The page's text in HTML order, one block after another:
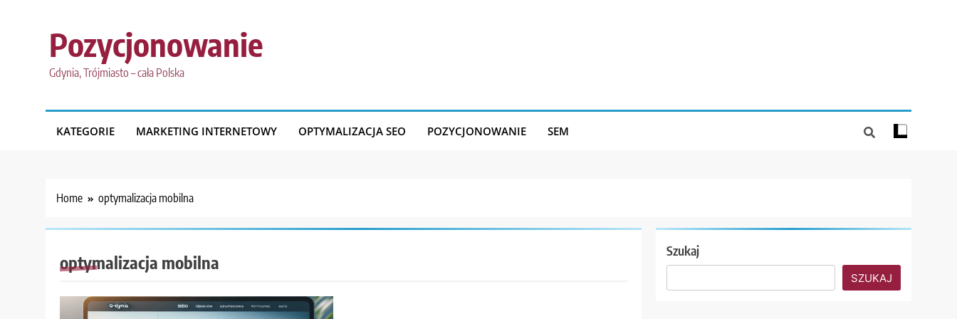
Pozycjonowanie
Gdynia, Trójmiasto – cała Polska
KATEGORIE MARKETING INTERNETOWY OPTYMALIZACJA SEO POZYCJONOWANIE SEM
Home optymalizacja mobilna
optymalizacja mobilna
Szukaj
SZUKAJ